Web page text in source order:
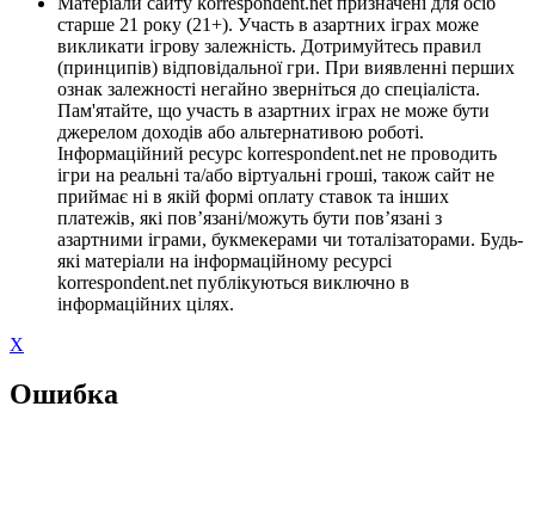
старше 21 року (21+). Участь в азартних іграх може
викликати ігрову залежність. Дотримуйтесь правил
(принципів) відповідальної гри. При виявленні перших
ознак залежності негайно зверніться до спеціаліста.
Пам'ятайте, що участь в азартних іграх не може бути
джерелом доходів або альтернативою роботі.
Інформаційний ресурс korrespondent.net не проводить
ігри на реальні та/або віртуальні гроші, також сайт не
приймає ні в якій формі оплату ставок та інших
платежів, які пов’язані/можуть бути пов’язані з
азартними іграми, букмекерами чи тоталізаторами. Будь-
які матеріали на інформаційному ресурсі
korrespondent.net публікуються виключно в
інформаційних цілях.
X
Ошибка